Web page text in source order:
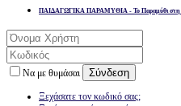
ΠΑΙΔΑΓΩΓΙΚΑ ΠΑΡΑΜΥΘΙΑ - Το Παραμύθι
Να με θυμάσαι Σύνδεση
Ξεχάσατε τον κωδικό σας;